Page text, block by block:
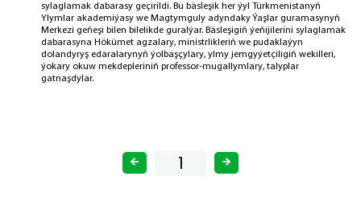
sylaglamak dabarasy geçirildi. Bu bäsleşik her ýyl Türkmenistanyň
Ylymlar akademiýasy we Magtymguly adyndaky Ýaşlar guramasynyň
Merkezi geňeşi bilen bilelikde guralýar. Bäsleşigiň ýeňijilerini sylaglamak
dabarasyna Hökümet agzalary, ministrlikleriň we pudaklaýyn
dolandyryş edaralarynyň ýolbaşçylary, ylmy jemgyýetçiligiň wekilleri,
ýokary okuw mekdepleriniň professor-mugallymlary, talyplar
gatnaşdylar.